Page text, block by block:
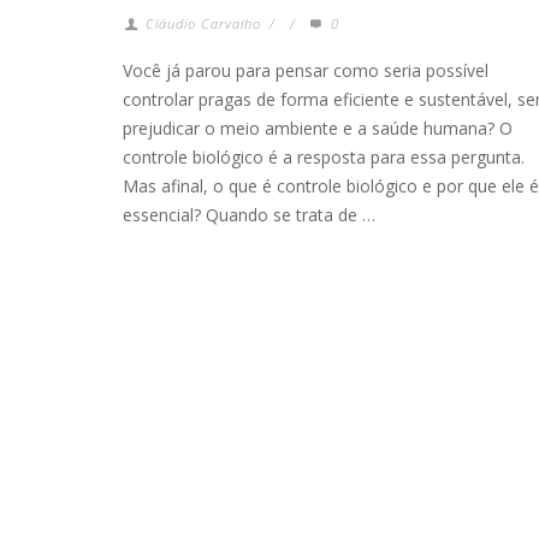
Cláudio Carvalho / / 0
Você já parou para pensar como seria possível
controlar pragas de forma eficiente e sustentável,
prejudicar o meio ambiente e a saúde humana? O
controle biológico é a resposta para essa pergunta.
Mas afinal, o que é controle biológico e por que ele é
essencial? Quando se trata de …